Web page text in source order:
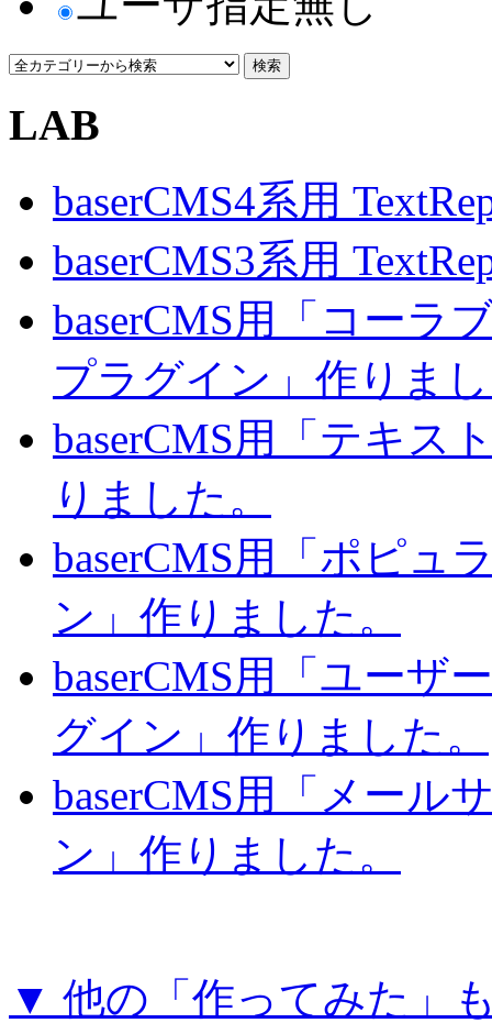
LAB
baserCMS4系用
baserCMS3系用
baserCMS用「コーラ
プラグイン」作りま
baserCMS用「テキス
りました。
baserCMS用「ポピュ
ン」作りました。
baserCMS用「ユーザ
グイン」作りました。
baserCMS用「メール
ン」作りました。
▼ 他の「作ってみた」